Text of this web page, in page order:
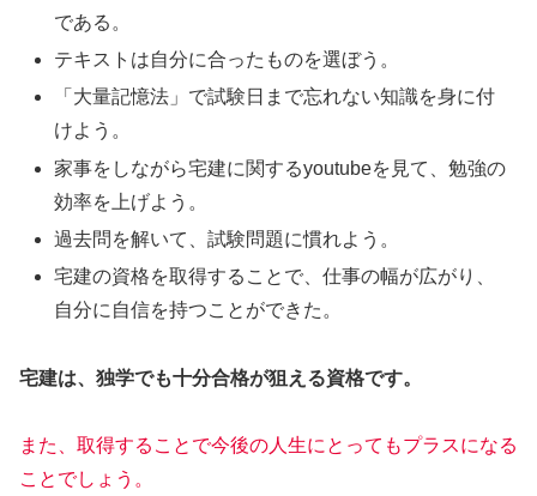
である。
テキストは自分に合ったものを選ぼう。
「大量記憶法」で試験日まで忘れない知識を身に付
けよう。
家事をしながら宅建に関するyoutubeを見て、勉強の
効率を上げよう。
過去問を解いて、試験問題に慣れよう。
宅建の資格を取得することで、仕事の幅が広がり、
自分に自信を持つことができた。
宅建は、独学でも十分合格が狙える資格です。
また、取得することで今後の人生にとってもプラスになる
ことでしょう。